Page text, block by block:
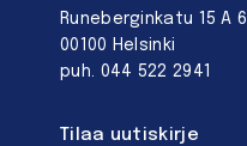
Runeberginkatu 15 A 6
00100 Helsinki
puh. 044 522 2941
Tilaa uutiskirje